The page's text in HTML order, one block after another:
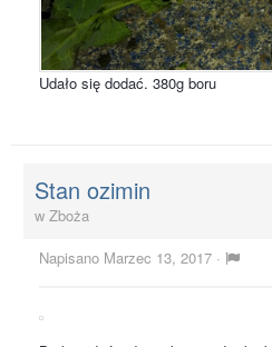
Udało się dodać. 380g boru
Stan ozimin
w Zboża
Napisano Marzec 13, 2017 ·